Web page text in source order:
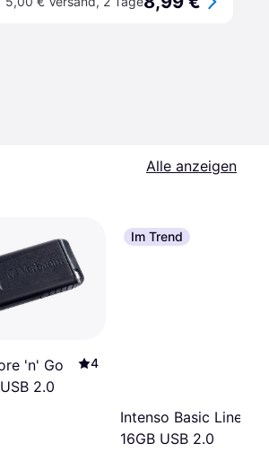
Alle anzeigen
'n' Go
2.0
4
Im Trend
Intenso Basic Line
16GB USB 2.0